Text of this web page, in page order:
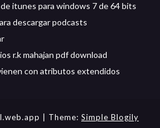
itunes para windows 7 de 64 bits
descargar podcasts
r.k mahajan pdf download
con atributos extendidos
| Theme: Simple Blogily